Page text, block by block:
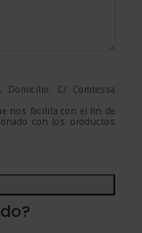
Domicilio: C/ Comtessa
nos facilita con el fin de
con los productos